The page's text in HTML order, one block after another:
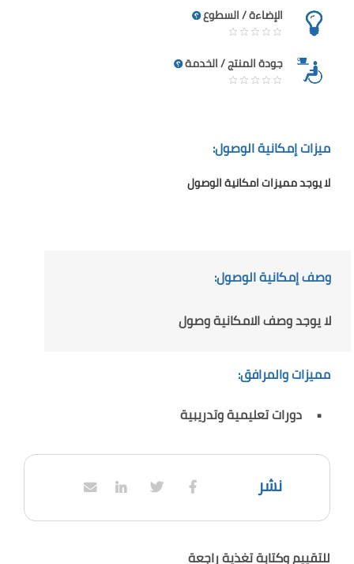
الإضاءة / السطوع
جودة المنتج / الخدمة
ميزات إمكانية الوصول:
لا يوجد مميزات امكانية الوصول
وصف إمكانية الوصول:
لا يوجد وصف الامكانية وصول
مميزات والمرافق:
دورات تعليمية وتدريبية
نشر
للتقييم وكتابة تغذية راجعة